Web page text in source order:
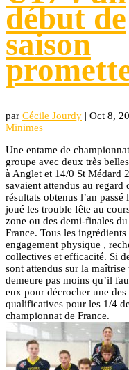
début de
saison
par Cécile Jourdy | Oct 8,
Minimes
Une entame de
groupe avec deux très
à Anglet et 14/0 St Médard
savaient attendus au regard
résultats obtenus l’an passé
joué les trouble fête au
zone ou des demi-finales
France. Tous les
engagement physique ,
collectives et efficacité. Si
sont attendus sur la maîtrise
demeure pas moins qu’il
eux pour décrocher une des
qualificatives pour les 1/4
championnat de France.